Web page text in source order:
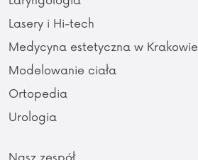
Lasery i Hi-tech
Medycyna estetyczna w Krakowie
Modelowanie ciała
Ortopedia
Urologia